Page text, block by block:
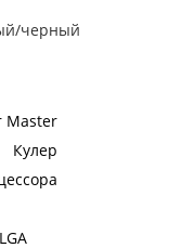
черный
Master
Кулер